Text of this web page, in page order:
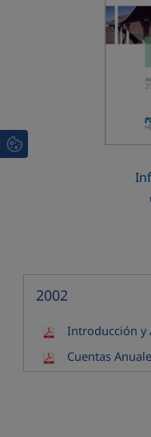
2002
Introducción y
Cuentas